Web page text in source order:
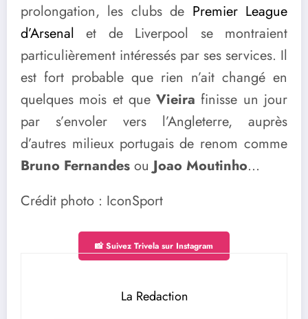
prolongation, les clubs de Premier League
d’Arsenal et de Liverpool se montraient
particulièrement intéressés par ses services. Il
est fort probable que rien n’ait changé en
quelques mois et queVieira finisse un jour
par s’envoler vers l’Angleterre, auprès
d’autres milieux portugais de renom comme
Bruno Fernandes ou Joao Moutinho…
Crédit photo : IconSport
📸 Suivez Trivela sur Instagram
La Redaction